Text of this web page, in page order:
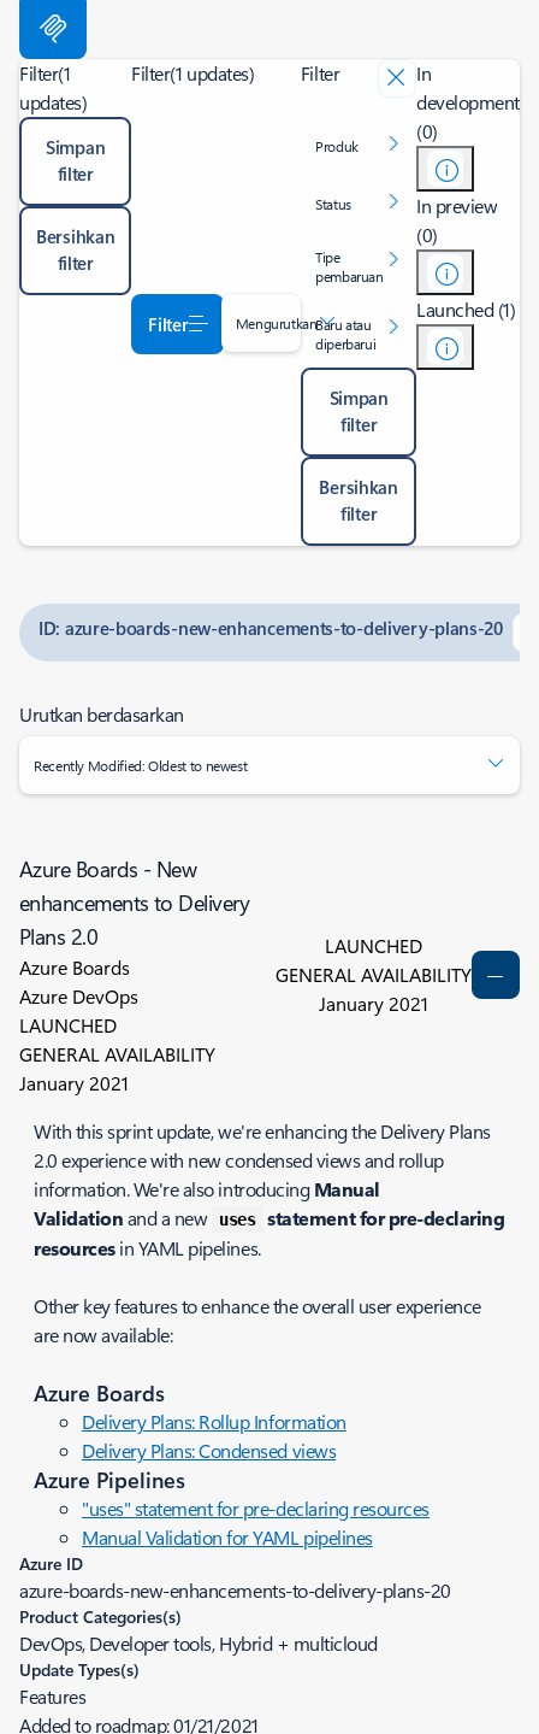
Filter(1
updates)
Simpan
filter
Bersihkan
filter
Filter(1 updates)
Filter Mengurutkan
Filter
Produk
Status
Tipe
pembaruan
Baru atau
diperbarui
Simpan
filter
Bersihkan
filter
In
development
(0)
In preview
(0)
Launched (1)
ID: azure-boards-new-enhancements-to-delivery-plans-20
Urutkan berdasarkan
Recently Modified: Oldest to newest
Azure Boards - New
enhancements to Delivery
Plans 2.0
Azure Boards
Azure DevOps
LAUNCHED
GENERAL AVAILABILITY
January 2021
LAUNCHED
GENERAL AVAILABILITY
January 2021
With this sprint update, we're enhancing the Delivery Plans
2.0 experience with new condensed views and rollup
information. We're also introducingManual
Validationand a new uses
statement for pre-declaring
resourcesin YAML pipelines.
Other key features to enhance the overall user experience
are now available:
Azure Boards
Delivery Plans: Rollup Information
Delivery Plans: Condensed views
Azure Pipelines
"uses" statement for pre-declaring resources
Manual Validation for YAML pipelines
Azure ID
azure-boards-new-enhancements-to-delivery-plans-20
Product Categories(s)
DevOps, Developer tools, Hybrid + multicloud
Update Types(s)
Features
Added to roadmap:01/21/2021